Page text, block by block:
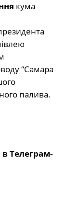
кума
“Самара
палива.
Телеграм-